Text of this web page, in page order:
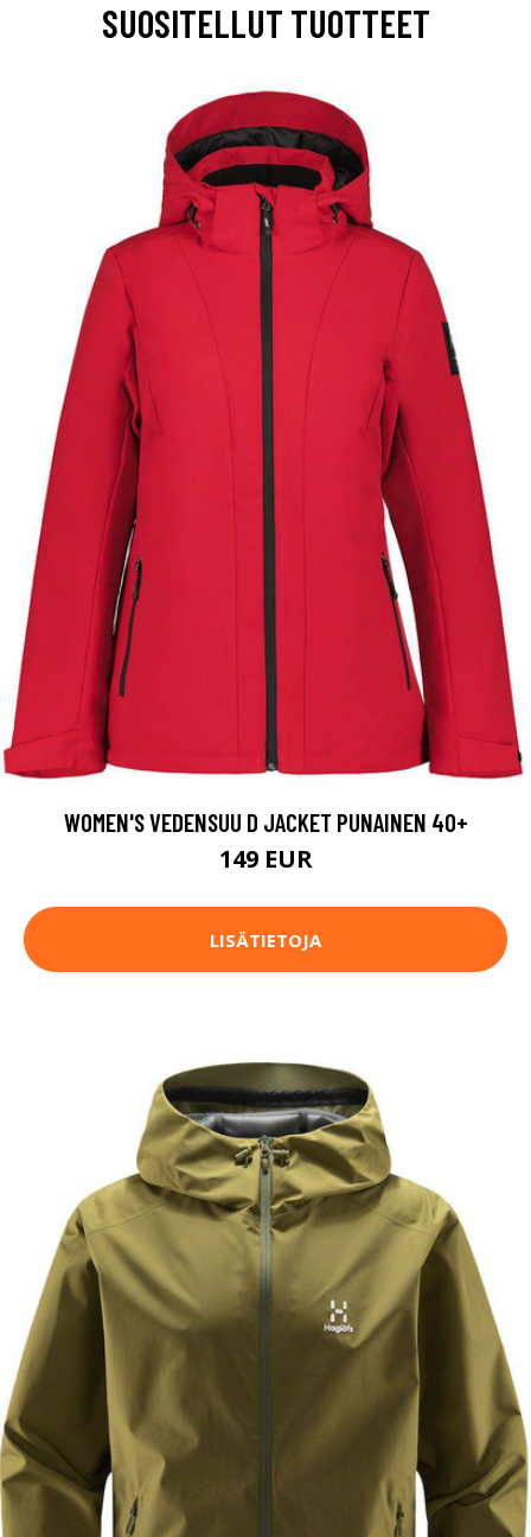
SUOSITELLUT TUOTTEET
WOMEN'S VEDENSUU D JACKET PUNAINEN 40+
149 EUR
LISÄTIETOJA